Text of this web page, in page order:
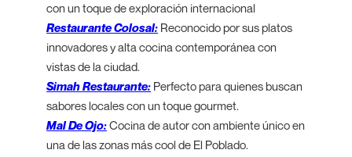
con un toque de exploración internacional
Restaurante Colosal: Reconocido por sus platos
innovadores y alta cocina contemporánea con
vistas de la ciudad.
Simah Restaurante: Perfecto para quienes buscan
sabores locales con un toque gourmet.
Mal De Ojo:Cocina de autor con ambiente único en
una de las zonas más cool de El Poblado.